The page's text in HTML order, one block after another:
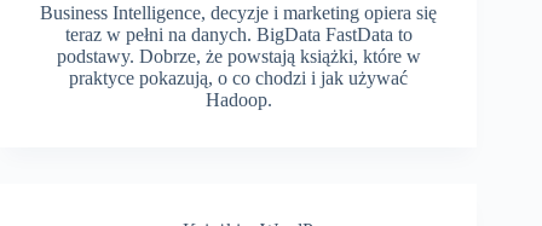
Business Intelligence, decyzje i marketing opiera się
teraz w pełni na danych. BigData FastData to
podstawy. Dobrze, że powstają książki, które w
praktyce pokazują, o co chodzi i jak używać
Hadoop.